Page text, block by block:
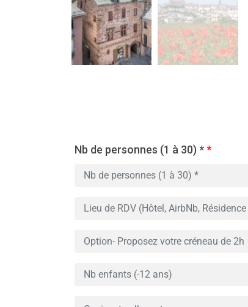
Nb de personnes (1 à 30) **